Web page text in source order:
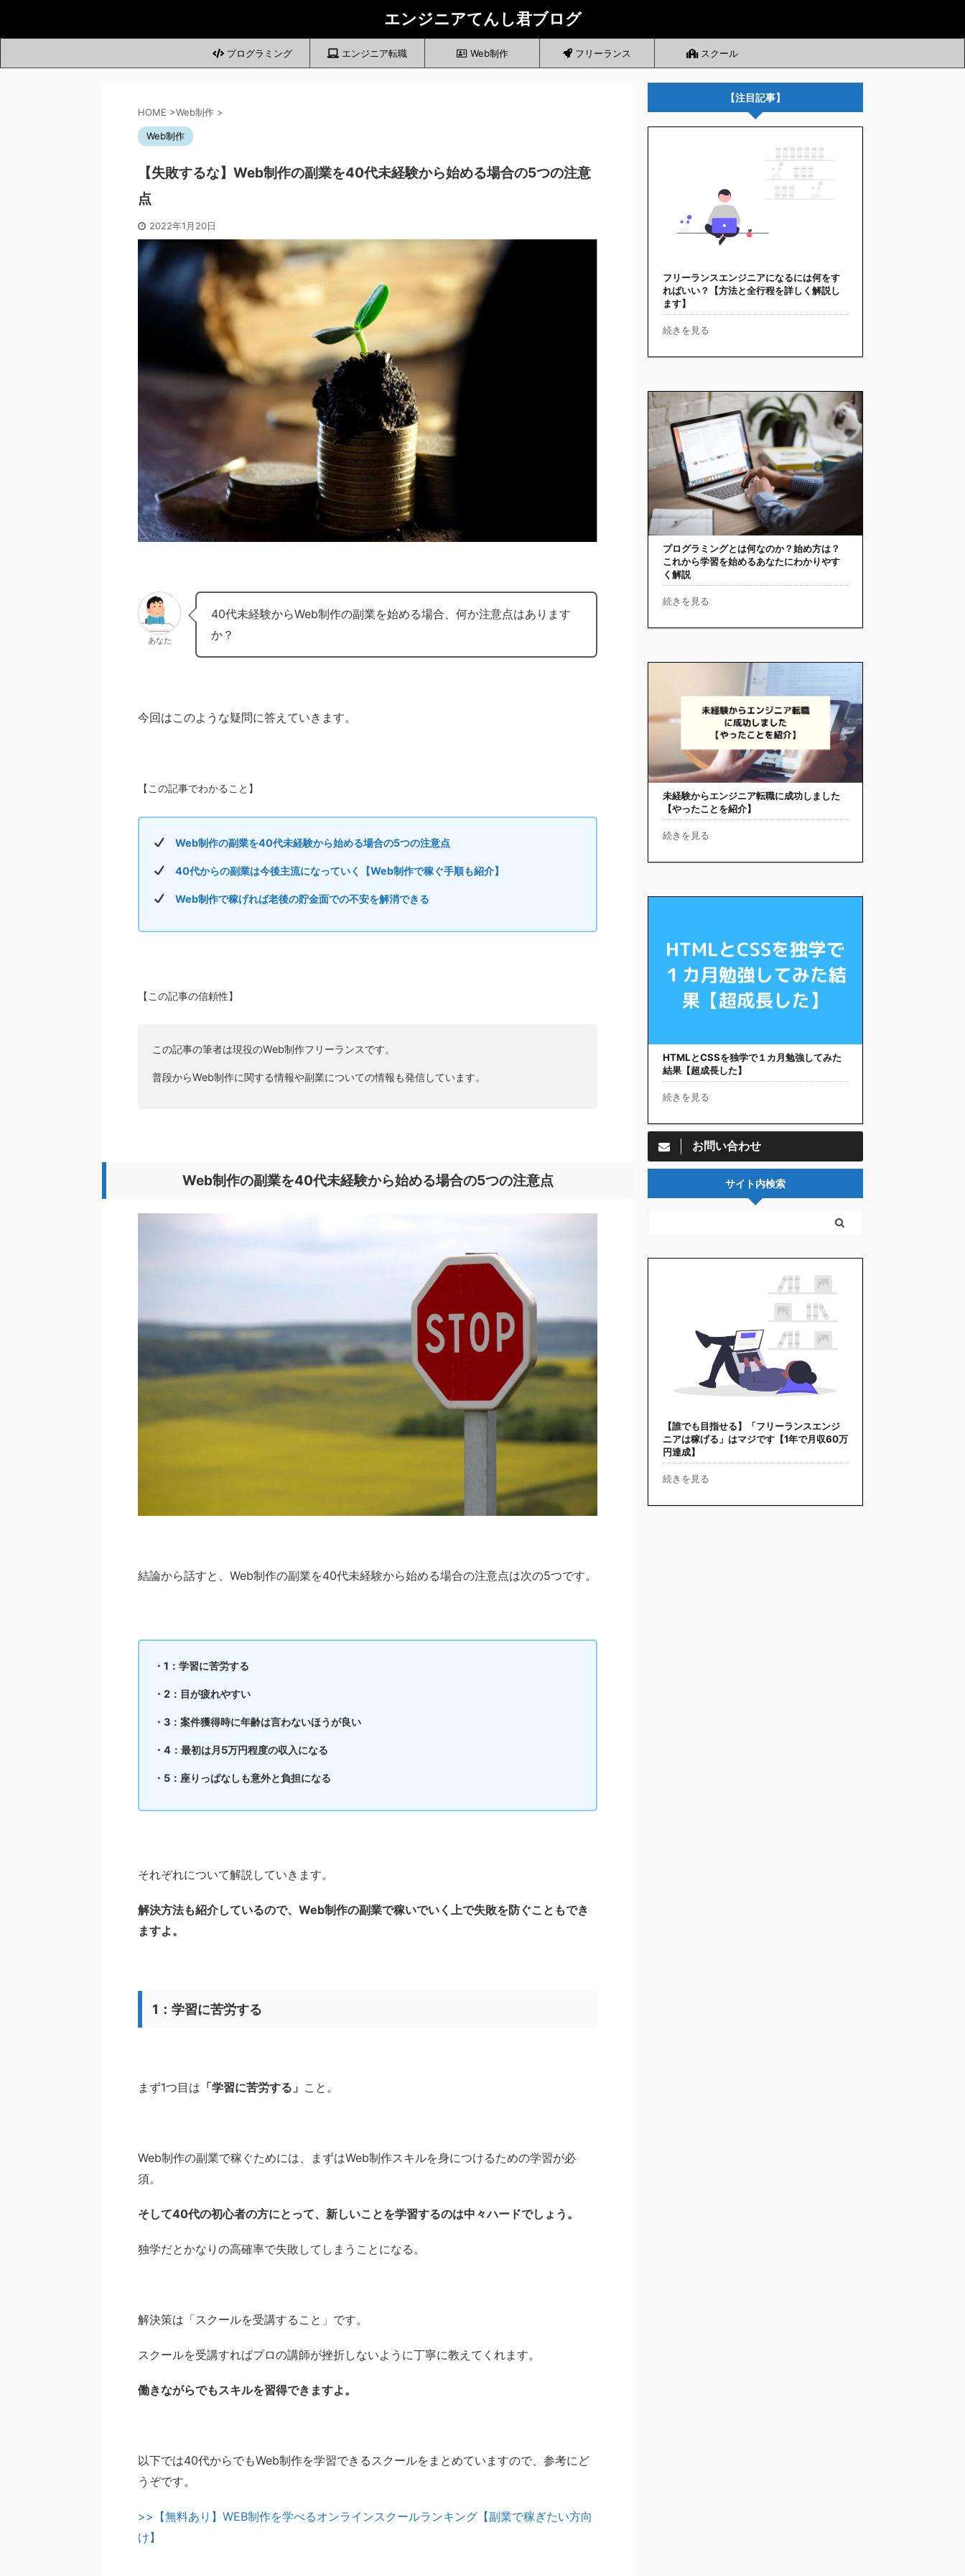
エンジニアてんし君ブログ
プログラミング エンジニア転職 Web制作 フリーランス スクール
HOME >Web制作 >
Web制作
【失敗するな】Web制作の副業を40代未経験から始める場合の5つの注意
点
2022年1月20日
あなた
40代未経験からWeb制作の副業を始める場合、何か注意点はあります
か？
今回はこのような疑問に答えていきます。
【この記事でわかること】
Web制作の副業を40代未経験から始める場合の5つの注意点
40代からの副業は今後主流になっていく【Web制作で稼ぐ手順も紹介】
Web制作で稼げれば老後の貯金面での不安を解消できる
【この記事の信頼性】
この記事の筆者は現役のWeb制作フリーランスです。
普段からWeb制作に関する情報や副業についての情報も発信しています。
Web制作の副業を40代未経験から始める場合の5つの注意点
結論から話すと、Web制作の副業を40代未経験から始める場合の注意点は次の5つです。
・1：学習に苦労する
・2：目が疲れやすい
・3：案件獲得時に年齢は言わないほうが良い
・4：最初は月5万円程度の収入になる
・5：座りっぱなしも意外と負担になる
それぞれについて解説していきます。
解決方法も紹介しているので、Web制作の副業で稼いでいく上で失敗を防ぐこともでき
ますよ。
1：学習に苦労する
まず1つ目は 「学習に苦労する」 こと。
Web制作の副業で稼ぐためには、まずはWeb制作スキルを身につけるための学習が必
須。
そして40代の初心者の方にとって、新しいことを学習するのは中々ハードでしょう。
独学だとかなりの高確率で失敗してしまうことになる。
解決策は「スクールを受講すること」です。
スクールを受講すればプロの講師が挫折しないように丁寧に教えてくれます。
働きながらでもスキルを習得できますよ。
以下では40代からでもWeb制作を学習できるスクールをまとめていますので、参考にど
うぞです。
>>【無料あり】WEB制作を学べるオンラインスクールランキング【副業で稼ぎたい方向
け】
【注目記事】
フリーランスエンジニアになるには何をす
ればいい？【方法と全行程を詳しく解説し
ます】
続きを見る
プログラミングとは何なのか？始め方は？
これから学習を始めるあなたにわかりやす
く解説
続きを見る
未経験からエンジニア転職に成功しました
【やったことを紹介】
続きを見る
HTMLとCSSを独学で１カ月勉強してみた
結果【超成長した】
続きを見る
お問い合わせ
サイト内検索
【誰でも目指せる】「フリーランスエンジ
ニアは稼げる」はマジです【1年で月収60万
円達成】
続きを見る